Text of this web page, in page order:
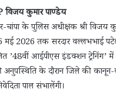
विजय कुमार पाण्डेय
चांपा के पुलिस अधीक्षक श्री
2026 तक सरदार वल्लभभाई पटेल
’48वीं आईपीएस इंडक्शन ट्रेनिंग’
अनुपस्थिति के दौरान जिले की
पाल संभालेंगी।